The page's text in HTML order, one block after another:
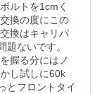
ルトを1cmく
換の度にこの
換はキャリパ
ないです。
握る分にはノ
し試しに60k
とフロントタイ